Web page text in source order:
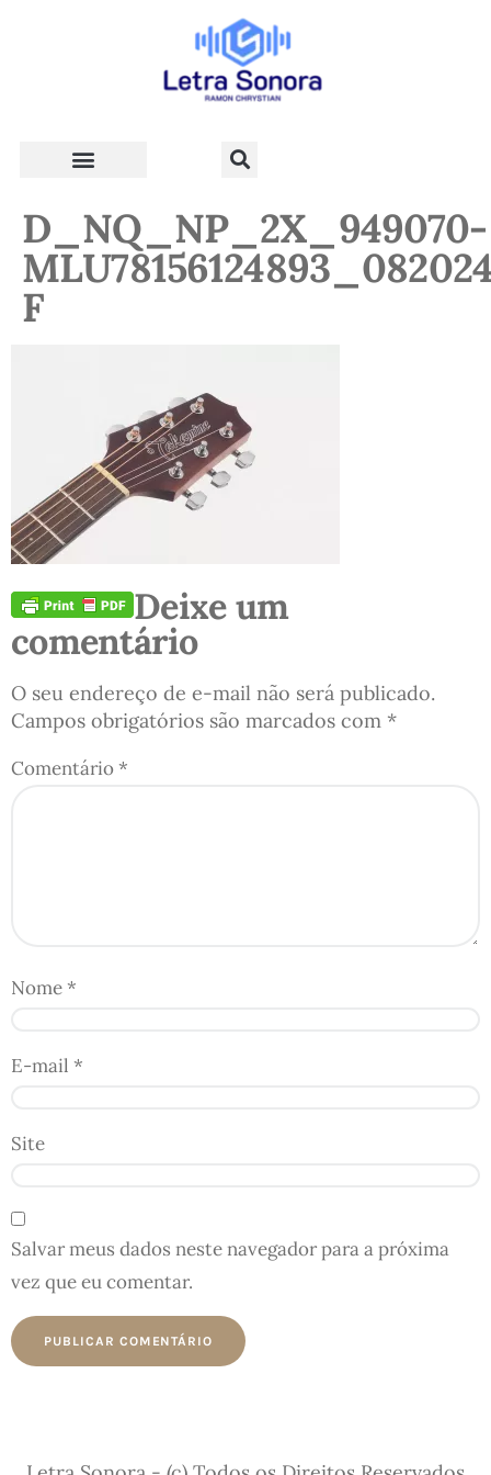
D_NQ_NP_2X_949070-
F
Deixe um
comentário
O seu endereço de e-mail não será publicado.
Campos obrigatórios são marcados com *
Comentário*
Nome*
E-mail *
Site
Salvar meus dados neste navegador para a próxima
vez que eu comentar.